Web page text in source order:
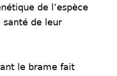
de l’espèce
de leur
le brame fait